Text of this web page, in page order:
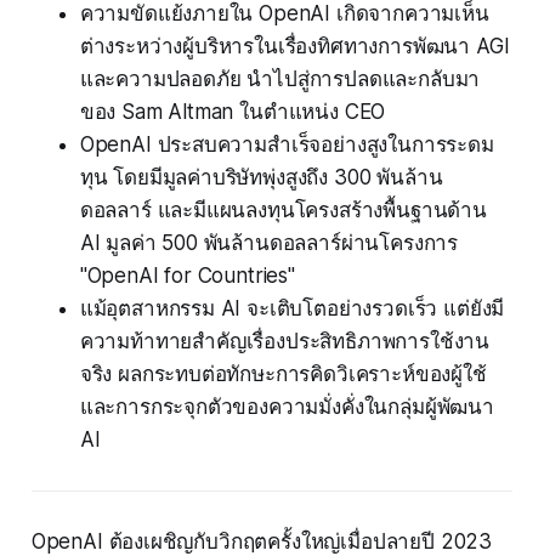
ความขัดแย้งภายใน OpenAI เกิดจากความเห็น
ต่างระหว่างผู้บริหารในเรื่องทิศทางการพัฒนา AGI
และความปลอดภัย นำไปสู่การปลดและกลับมา
ของ Sam Altman ในตำแหน่ง CEO
OpenAI ประสบความสำเร็จอย่างสูงในการระดม
ทุน โดยมีมูลค่าบริษัทพุ่งสูงถึง 300 พันล้าน
ดอลลาร์ และมีแผนลงทุนโครงสร้างพื้นฐานด้าน
AI มูลค่า 500 พันล้านดอลลาร์ผ่านโครงการ
"OpenAI for Countries"
แม้อุตสาหกรรม AI จะเติบโตอย่างรวดเร็ว แต่ยังมี
ความท้าทายสำคัญเรื่องประสิทธิภาพการใช้งาน
จริง ผลกระทบต่อทักษะการคิดวิเคราะห์ของผู้ใช้
และการกระจุกตัวของความมั่งคั่งในกลุ่มผู้พัฒนา
AI
OpenAI ต้องเผชิญกับวิกฤตครั้งใหญ่เมื่อปลายปี 2023